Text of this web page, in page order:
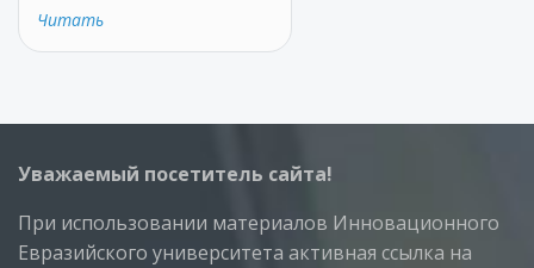
Читать
Уважаемый посетитель сайта!
При использовании материалов Инновационного
Евразийского университета активная ссылка на